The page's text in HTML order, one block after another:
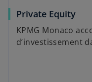
Private Equity
KPMG Monaco
d’investissement